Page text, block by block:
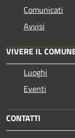
Comunicati
Avvisi
VIVERE IL
Luoghi
Eventi
CONTATTI